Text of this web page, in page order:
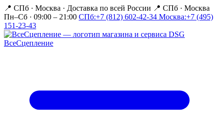
📍 СПб · Москва · Доставка по всей России 📍 СПб · Москва
Пн–Сб · 09:00 – 21:00 СПб:+7 (812) 602-42-34 Москва:+7 (495)
151-23-43
ВсеСцепление